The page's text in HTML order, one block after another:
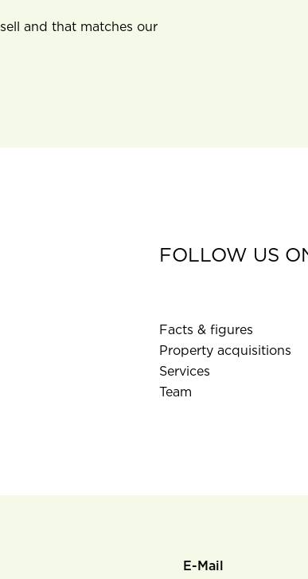
and that matches our
FOLLOW US
Facts & figures
Property acquisitions
Services
Team
E-Mail